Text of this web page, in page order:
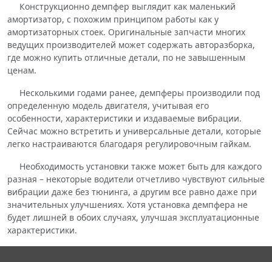
Конструкционно демпфер выглядит как маленький
амортизатор, с похожим принципом работы как у
амортизаторных стоек. Оригинальные запчасти многих
ведущих производителей может содержать авторазборка,
где можно купить отличные детали, по не завышенным
ценам.
Несколькими годами ранее, демпферы производили под
определенную модель двигателя, учитывая его
особенности, характеристики и издаваемые вибрации.
Сейчас можно встретить и универсальные детали, которые
легко настраиваются благодаря регулировочным гайкам.
Необходимость установки также может быть для каждого
разная – некоторые водители отчетливо чувствуют сильные
вибрации даже без тюнинга, а другим все равно даже при
значительных улучшениях. Хотя установка демпфера не
будет лишней в обоих случаях, улучшая эксплуатационные
характеристики.